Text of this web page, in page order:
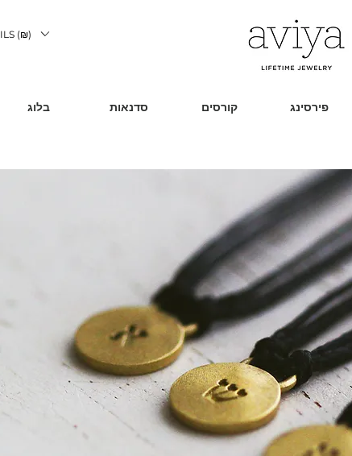
ILS (₪)
בלוג סדנאות קורסים פירסינג